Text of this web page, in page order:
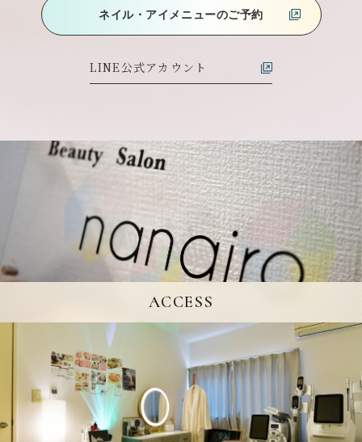
ネイル・アイメニューのご予約
LINE公式アカウント
ACCESS